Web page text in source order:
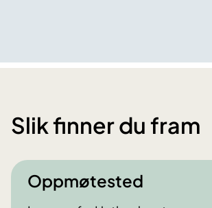
Slik finner du fram
Oppmøtested